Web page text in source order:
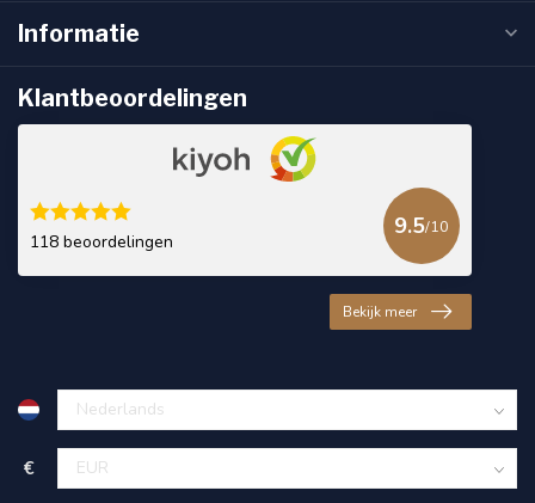
Informatie
Klantbeoordelingen
118 beoordelingen
9.5/10
Bekijk meer
€